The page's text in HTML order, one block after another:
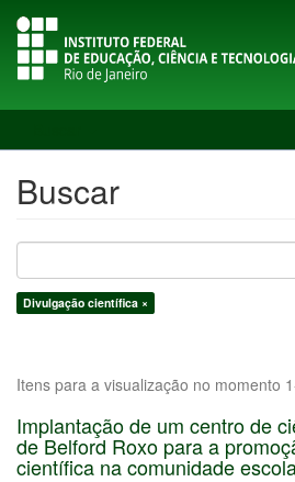
Buscar
Divulgação científica ×
Itens para a visualização no momento
Implantação de um centro de
de Belford Roxo para a
científica na comunidade